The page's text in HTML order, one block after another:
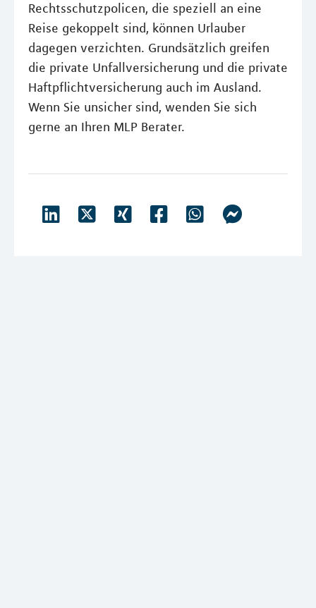
Rechtsschutzpolicen, die speziell an eine
Reise gekoppelt sind, können Urlauber
dagegen verzichten. Grundsätzlich greifen
die private Unfallversicherung und die private
Haftpflichtversicherung auch im Ausland.
Wenn Sie unsicher sind, wenden Sie sich
gerne an Ihren MLP Berater.